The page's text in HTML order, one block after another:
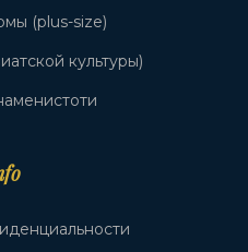
(plus-size)
культуры)